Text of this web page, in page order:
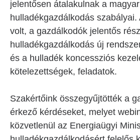
jelentősen átalakulnak a magyar
hulladékgazdálkodás
volt, a gazdálkodók jelentős
hulladékgazdálkodás új
és a hulladék koncessziós
kötelezettségek, feladatok.
Szakértőink összegyűjtötték a
érkező kérdéseket, melyet
közvetlenül az Energiaügyi